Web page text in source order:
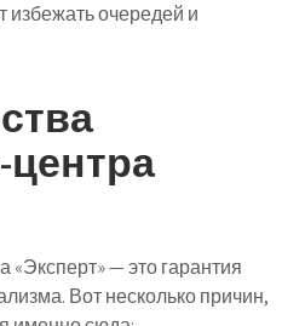
избежать очередей и
центра
«Эксперт» — это гарантия
Вот несколько причин,